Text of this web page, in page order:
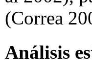
(Correa
Análisis